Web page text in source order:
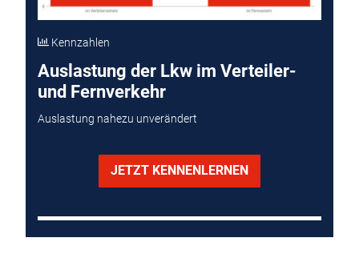
Kennzahlen
Auslastung der Lkw im Verteiler-
und Fernverkehr
Auslastung nahezu unverändert
JETZT KENNENLERNEN